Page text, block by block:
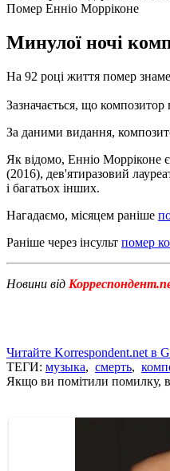
Помер Енніо Морріконе
Минулої ночі
На 92 році життя помер
Зазначається, що
За даними видання,
Як відомо, Енніо Морріконе
(2016), дев'ятиразовий
і багатьох інших.
Нагадаємо, місяцем раніше
Раніше через інсульт помер
Новини від
Читайте Korrespondent.net в
ТЕГИ: музыка, смерть,
Якщо ви помітили помилку,